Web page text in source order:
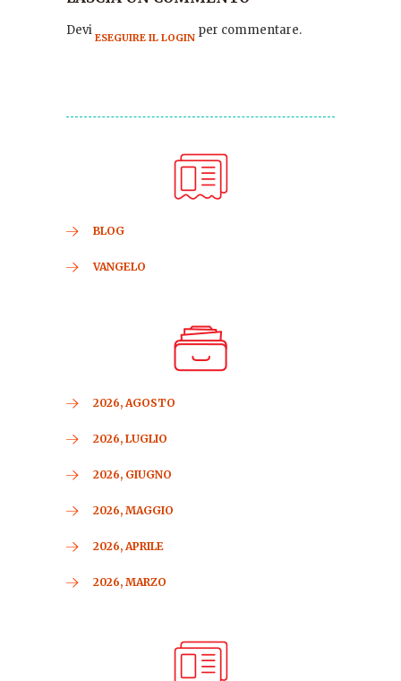
Devi ESEGUIRE IL LOGIN per commentare.
BLOG
VANGELO
2026, AGOSTO
2026, LUGLIO
2026, GIUGNO
2026, MAGGIO
2026, APRILE
2026, MARZO